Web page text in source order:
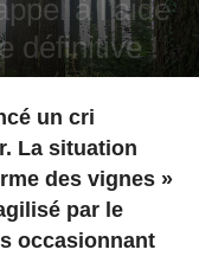
à l’aide
définitive !
un cri
La situation
des vignes »
par le
occasionnant